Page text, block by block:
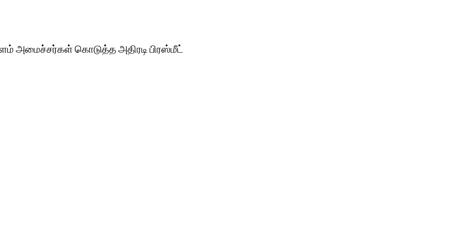
அமைச்சர்கள் கொடுத்த அதிரடி பிரஸ்மீட்